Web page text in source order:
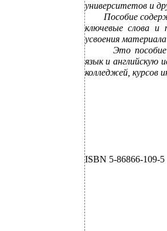
университетов и
Пособие
ключевые слова и
усвоения
Это
язык и английскую
колледжей, курсов
ISBN 5-86866-109-5